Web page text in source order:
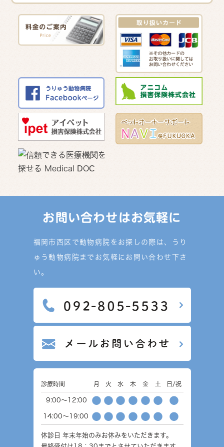
お問い合わせはお気軽に
福岡市西区で動物病院をお探しの際は、うり
ゅう動物病院までお気軽にお問い合わせ下さ
い。
診療時間 月 火 水 木 金 土 日/祝
9:00～12:00 ● ● ● ● ● ● ●
14:00～19:00 ● ● ● ● ● ● ●
休診日 年末年始のみお休みをいただきます。